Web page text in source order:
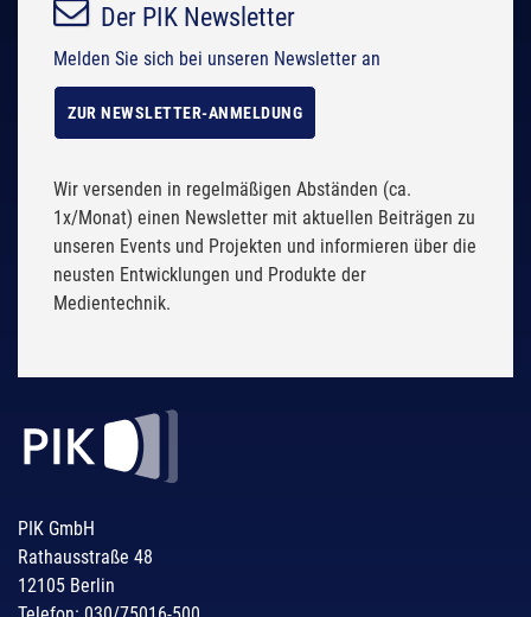
Der PIK Newsletter
Melden Sie sich bei unseren Newsletter an
ZUR NEWSLETTER-ANMELDUNG
Wir versenden in regelmäßigen Abständen (ca.
1x/Monat) einen Newsletter mit aktuellen Beiträgen zu
unseren Events und Projekten und informieren über die
neusten Entwicklungen und Produkte der
Medientechnik.
PIK GmbH
Rathausstraße 48
12105 Berlin